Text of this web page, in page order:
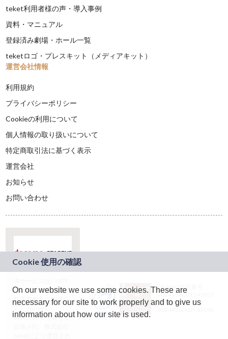
teket利用者様の声・導入事例
資料・マニュアル
登録済み劇場・ホール一覧
teketロゴ・プレスキット（メディアキット）
運営会社情報
利用規約
プライバシーポリシー
Cookieの利用について
個人情報の取り扱いについて
特定商取引法に基づく表示
運営会社
お知らせ
お問い合わせ
ドコモグループの新
規事業創出プログラ
ム「docomo
STARTUP」を通じて
JASRAC許諾番号：
9024936001Y45037
JASRAC許諾番号：
On our website we use some cookies. These are
necessary for our site to work properly and to give us
information about how our site is used.